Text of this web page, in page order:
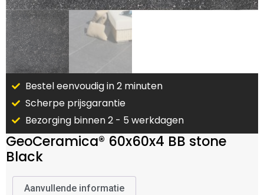
Bestel eenvoudig in 2 minuten
Scherpe prijsgarantie
Bezorging binnen 2 - 5 werkdagen
GeoCeramica® 60x60x4 BB stone
Black
Aanvullende informatie